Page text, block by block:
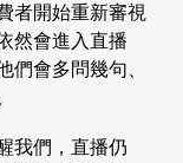
者開始重新審視
然會進入直播
們會多問幾句、
我們，直播仍